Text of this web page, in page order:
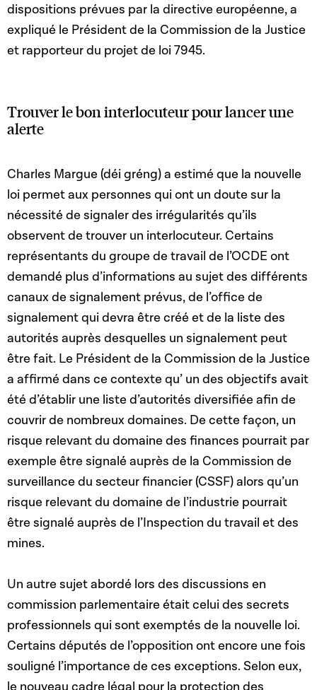
dispositions prévues par la directive européenne, a
expliqué le Président de la Commission de la Justice
et rapporteur du projet de loi 7945.
Trouver le bon interlocuteur pour lancer une
alerte
Charles Margue (déi gréng) a estimé que la nouvelle
loi permet aux personnes qui ont un doute sur la
nécessité de signaler des irrégularités qu’ils
observent de trouver un interlocuteur. Certains
représentants du groupe de travail de l’OCDE ont
demandé plus d’informations au sujet des différents
canaux de signalement prévus, de l’office de
signalement qui devra être créé et de la liste des
autorités auprès desquelles un signalement peut
être fait. Le Président de la Commission de la Justice
a affirmé dans ce contexte qu’ un des objectifs avait
été d’établir une liste d’autorités diversifiée afin de
couvrir de nombreux domaines. De cette façon, un
risque relevant du domaine des finances pourrait par
exemple être signalé auprès de la Commission de
surveillance du secteur financier (CSSF) alors qu’un
risque relevant du domaine de l’industrie pourrait
être signalé auprès de l’Inspection du travail et des
mines.
Un autre sujet abordé lors des discussions en
commission parlementaire était celui des secrets
professionnels qui sont exemptés de la nouvelle loi.
Certains députés de l’opposition ont encore une fois
souligné l’importance de ces exceptions. Selon eux,
le nouveau cadre légal pour la protection des